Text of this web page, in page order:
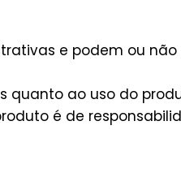
e podem ou
ao uso do
é de